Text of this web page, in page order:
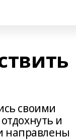
своими
и
направлены